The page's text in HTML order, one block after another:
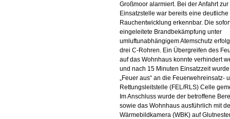
Großmoor alarmiert. Bei der Anfahrt zur
Einsatzstelle war bereits eine deutliche
Rauchentwicklung erkennbar. Die
eingeleitete Brandbekämpfung unter
umluftunabhängigem Atemschutz
drei C-Rohren. Ein Übergreifen des
auf das Wohnhaus konnte verhindert
und nach 15 Minuten Einsatzzeit wurde
„Feuer aus“ an die Feuerwehreinsatz-
Rettungsleitstelle (FEL/RLS) Celle
Im Anschluss wurde der betroffene
sowie das Wohnhaus ausführlich mit
Wärmebildkamera (WBK) auf